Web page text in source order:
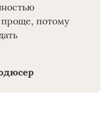
проще, потому